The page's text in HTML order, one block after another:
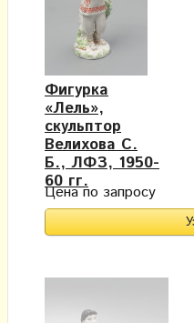
Фигурка
«Лель»,
скульптор
Велихова С.
Б., ЛФЗ, 1950-
60 гг.
Цена по запросу